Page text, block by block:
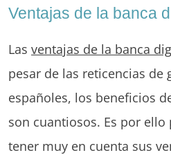
Ventajas de la banca
Las ventajas de la banca
pesar de las reticencias de
españoles, los beneficios
son cuantiosos. Es por
tener muy en cuenta sus